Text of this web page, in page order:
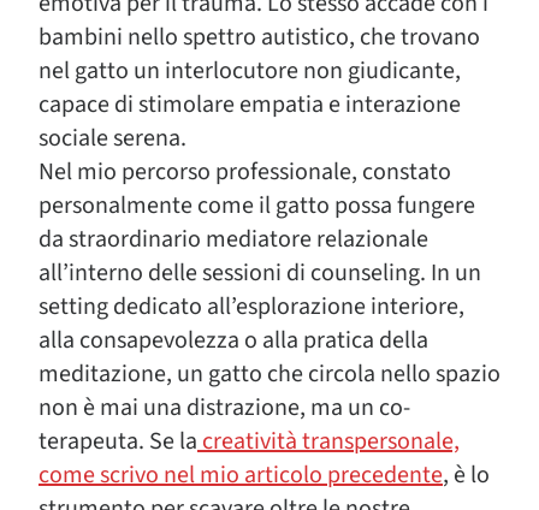
bambini nello spettro autistico, che trovano
nel gatto un interlocutore non giudicante,
capace di stimolare empatia e interazione
sociale serena.
Nel mio percorso professionale, constato
personalmente come il gatto possa fungere
da straordinario mediatore relazionale
all’interno delle sessioni di counseling. In un
setting dedicato all’esplorazione interiore,
alla consapevolezza o alla pratica della
meditazione, un gatto che circola nello spazio
non è mai una distrazione, ma un co-
terapeuta. Se lacreatività transpersonale,
come scrivo nel mio articolo precedente, è lo